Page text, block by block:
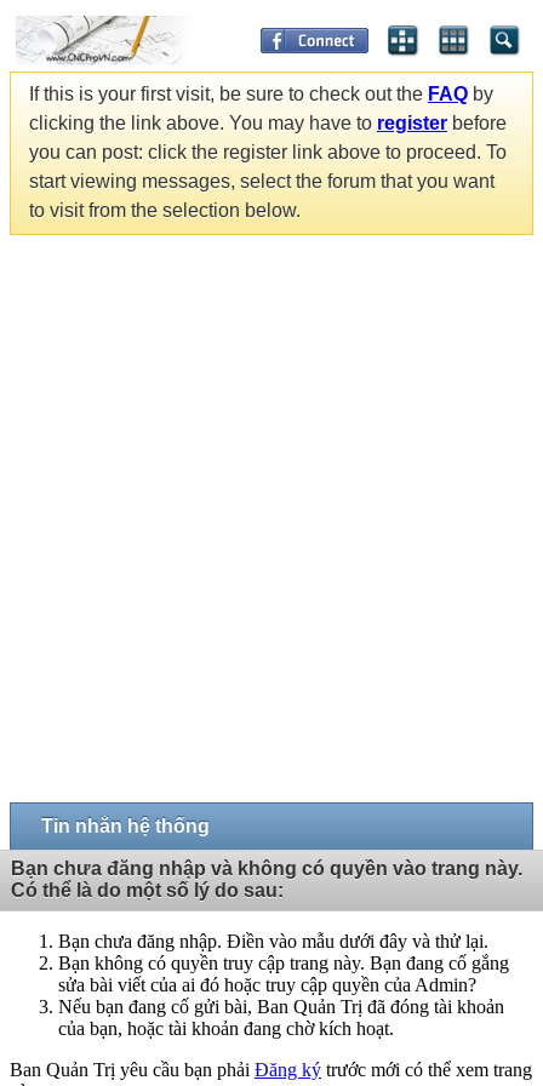
If this is your first visit, be sure to check out the FAQ by
clicking the link above. You may have to register before
you can post: click the register link above to proceed. To
start viewing messages, select the forum that you want
to visit from the selection below.
Tin nhắn hệ thống
Bạn chưa đăng nhập và không có quyền vào trang này.
Có thể là do một số lý do sau:
Bạn chưa đăng nhập. Điền vào mẫu dưới đây và thử lại.
Bạn không có quyền truy cập trang này. Bạn đang cố gắng
sửa bài viết của ai đó hoặc truy cập quyền của Admin?
Nếu bạn đang cố gửi bài, Ban Quản Trị đã đóng tài khoản
của bạn, hoặc tài khoản đang chờ kích hoạt.
Ban Quản Trị yêu cầu bạn phải Đăng ký trước mới có thể xem trang